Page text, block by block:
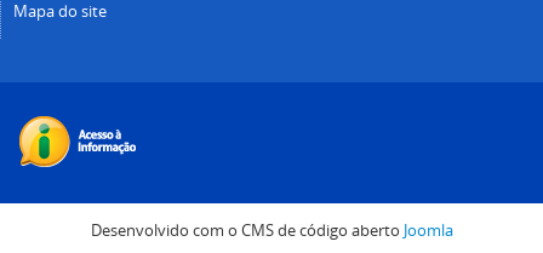
Mapa do site
Desenvolvido com o CMS de código aberto Joomla